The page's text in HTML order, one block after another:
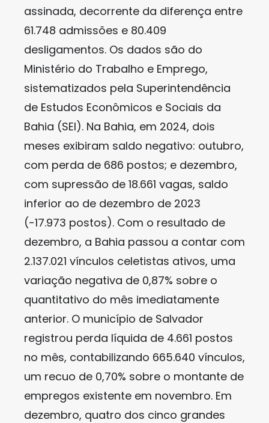
assinada, decorrente da diferença entre
61.748 admissões e 80.409
desligamentos. Os dados são do
Ministério do Trabalho e Emprego,
sistematizados pela Superintendência
de Estudos Econômicos e Sociais da
Bahia (SEI). Na Bahia, em 2024, dois
meses exibiram saldo negativo: outubro,
com perda de 686 postos; e dezembro,
com supressão de 18.661 vagas, saldo
inferior ao de dezembro de 2023
(-17.973 postos). Com o resultado de
dezembro, a Bahia passou a contar com
2.137.021 vínculos celetistas ativos, uma
variação negativa de 0,87% sobre o
quantitativo do mês imediatamente
anterior. O município de Salvador
registrou perda líquida de 4.661 postos
no mês, contabilizando 665.640 vínculos,
um recuo de 0,70% sobre o montante de
empregos existente em novembro. Em
dezembro, quatro dos cinco grandes